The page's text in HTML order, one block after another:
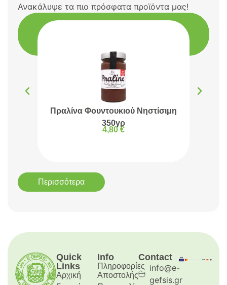
Ανακάλυψε τα πιο πρόσφατα προϊόντα μας!
Πραλίνα Φουντουκιού Νηστίσιμη
350γρ
4,80 €
Περισσότερα
Quick
Links
Αρχική
Info
Πληροφορίες
Aποστολής
Contact
info@e-
gefsis.gr